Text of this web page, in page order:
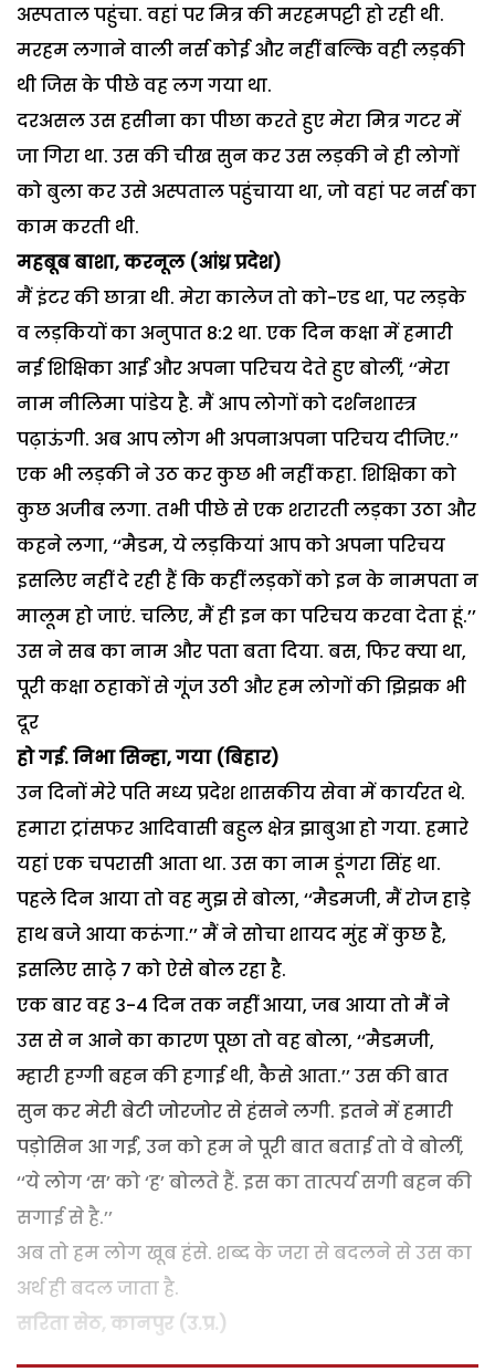
अस्पताल पहुंचा. वहां पर मित्र की मरहमपट्टी हो रही थी.
मरहम लगाने वाली नर्स कोई और नहीं बल्कि वही लड़की
थी जिस के पीछे वह लग गया था.
दरअसल उस हसीना का पीछा करते हुए मेरा मित्र गटर में
जा गिरा था. उस की चीख सुन कर उस लड़की ने ही लोगों
को बुला कर उसे अस्पताल पहुंचाया था, जो वहां पर नर्स का
काम करती थी.
महबूब बाशा, करनूल (आंध्र प्रदेश)
मैं इंटर की छात्रा थी. मेरा कालेज तो को-एड था, पर लड़के
व लड़कियों का अनुपात 8:2 था. एक दिन कक्षा में हमारी
नई शिक्षिका आईं और अपना परिचय देते हुए बोलीं, ‘‘मेरा
नाम नीलिमा पांडेय है. मैं आप लोगों को दर्शनशास्त्र
पढ़ाऊंगी. अब आप लोग भी अपनाअपना परिचय दीजिए.’’
एक भी लड़की ने उठ कर कुछ भी नहीं कहा. शिक्षिका को
कुछ अजीब लगा. तभी पीछे से एक शरारती लड़का उठा और
कहने लगा, ‘‘मैडम, ये लड़कियां आप को अपना परिचय
इसलिए नहीं दे रही हैं कि कहीं लड़कों को इन के नामपता न
मालूम हो जाएं. चलिए, मैं ही इन का परिचय करवा देता हूं.’’
उस ने सब का नाम और पता बता दिया. बस, फिर क्या था,
पूरी कक्षा ठहाकों से गूंज उठी और हम लोगों की झिझक भी
दूर
हो गई. निभा सिन्हा, गया (बिहार)
उन दिनों मेरे पति मध्य प्रदेश शासकीय सेवा में कार्यरत थे.
हमारा ट्रांसफर आदिवासी बहुल क्षेत्र झाबुआ हो गया. हमारे
यहां एक चपरासी आता था. उस का नाम डूंगरा सिंह था.
पहले दिन आया तो वह मुझ से बोला, ‘‘मैडमजी, मैं रोज हाड़े
हाथ बजे आया करूंगा.’’ मैं ने सोचा शायद मुंह में कुछ है,
इसलिए साढ़े 7 को ऐसे बोल रहा है.
एक बार वह 3-4 दिन तक नहीं आया, जब आया तो मैं ने
उस से न आने का कारण पूछा तो वह बोला, ‘‘मैडमजी,
म्हारी हग्गी बहन की हगाई थी, कैसे आता.’’ उस की बात
सुन कर मेरी बेटी जोरजोर से हंसने लगी. इतने में हमारी
पड़ोसिन आ गईं, उन को हम ने पूरी बात बताई तो वे बोलीं,
‘‘ये लोग ‘स’ को ‘ह’ बोलते हैं. इस का तात्पर्य सगी बहन की
सगाई से है.’’
अब तो हम लोग खूब हंसे. शब्द के जरा से बदलने से उस का
अर्थ ही बदल जाता है.
सरिता सेठ, कानपुर (उ.प्र.)